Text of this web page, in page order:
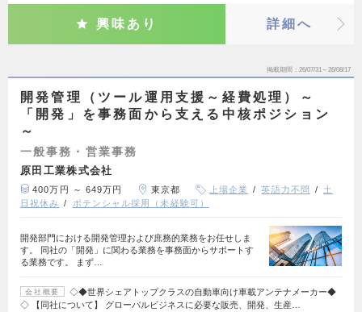
興味あり 詳細へ
掲載期間 26/07/31～26/08/17
開発管理（ツール運用支援～経費処理）～
「開発」を事務面から支える中核ポジション
～
一般事務・営業事務
原田工業株式会社
400万円 ～ 649万円 東京都 上場企業 英語力不問
土
日祝休み
ポテンシャル採用（未経験可）
開発部門における開発管理および庶務的業務をお任せしま
す。 同社の「開発」に関わる業務を事務面からサポートす
る業務です。 まず…
会社概要
◇◆世界シェアトップクラスの自動車向け車載アンテナメーカー◆
◇ 【同社について】 グローバルビジネスに必要な販売、開発、生産…